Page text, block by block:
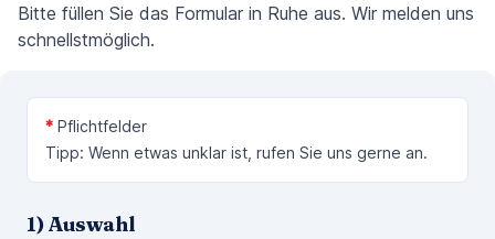
Bitte füllen Sie das Formular in Ruhe aus. Wir melden uns
schnellstmöglich.
* Pflichtfelder
Tipp: Wenn etwas unklar ist, rufen Sie uns gerne an.
1) Auswahl